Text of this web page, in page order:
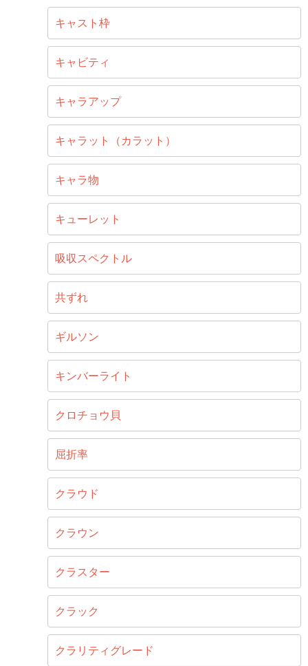
キャスト枠
キャビティ
キャラアップ
キャラット（カラット）
キャラ物
キューレット
吸収スペクトル
共ずれ
ギルソン
キンバーライト
クロチョウ貝
屈折率
クラウド
クラウン
クラスター
クラック
クラリティグレード